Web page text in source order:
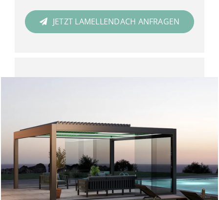
JETZT LAMELLENDACH ANFRAGEN